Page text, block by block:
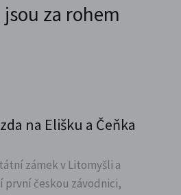
jsou za rohem
na Elišku a Čeňka
zámek v Litomyšli a
první českou závodnici,